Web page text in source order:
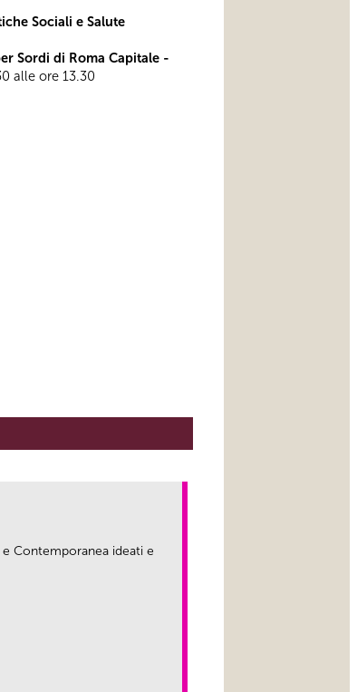
Sociali e Salute
Sordi di Roma Capitale -
alle ore 13.30
Contemporanea ideati e